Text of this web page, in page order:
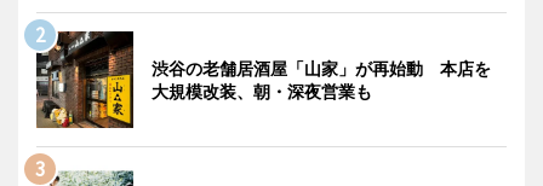
渋谷の老舗居酒屋「山家」が再始動 本店を
大規模改装、朝・深夜営業も